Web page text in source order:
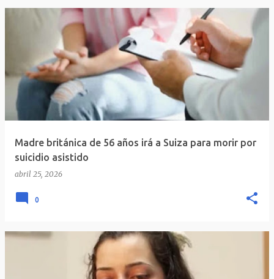
Madre británica de 56 años irá a Suiza para morir por
suicidio asistido
abril 25, 2026
0